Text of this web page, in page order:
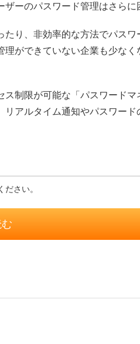
ーのパスワード管理はさらに
り、非効率的な方法でパスワ
ができていない企業も少な
制限が可能な「パスワードマ
アルタイム通知やパスワー
さい。